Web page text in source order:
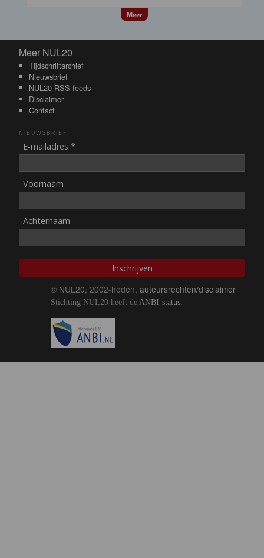
Meer
Meer NUL20
Meer NUL20
Tijdschriftarchief
Nieuwsbrief
NUL20 RSS-feeds
Disclaimer
Contact
NIEUWSBRIEF
E-mailadres *
Voornaam
Achternaam
Inschrijven
© NUL20, 2002-heden, auteursrechten/disclaimer
Stichting NUL20 heeft de ANBI-status
Image